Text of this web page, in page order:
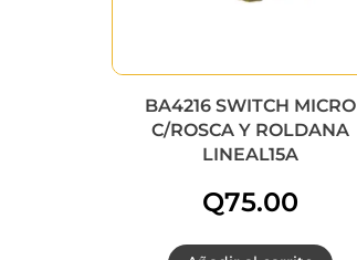
BA4216 SWITCH MICRO
C/ROSCA Y ROLDANA
LINEAL15A
Q75.00